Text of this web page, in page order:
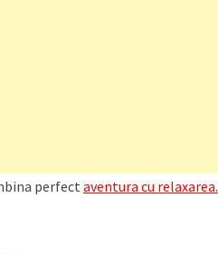
perfect aventura cu relaxarea.